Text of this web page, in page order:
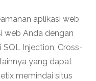
aplikasi web
web Anda dengan
Injection, Cross-
yang dapat
memindai situs